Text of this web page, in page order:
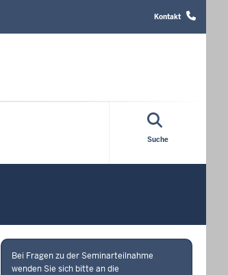
TopKontakt
Suche
Bei Fragen zu der Seminarteilnahme
wenden Sie sich bitte an die